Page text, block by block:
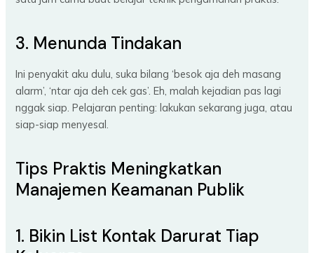
3. Menunda Tindakan
Ini penyakit aku dulu, suka bilang ‘besok aja deh masang
alarm’, ‘ntar aja deh cek gas’. Eh, malah kejadian pas lagi
nggak siap. Pelajaran penting: lakukan sekarang juga, atau
siap-siap menyesal.
Tips Praktis Meningkatkan
Manajemen Keamanan Publik
1. Bikin List Kontak Darurat Tiap